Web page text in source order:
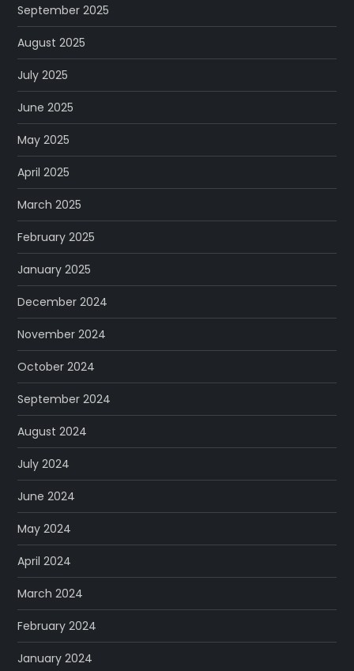
September 2025
August 2025
July 2025
June 2025
May 2025
April 2025
March 2025
February 2025
January 2025
December 2024
November 2024
October 2024
September 2024
August 2024
July 2024
June 2024
May 2024
April 2024
March 2024
February 2024
January 2024